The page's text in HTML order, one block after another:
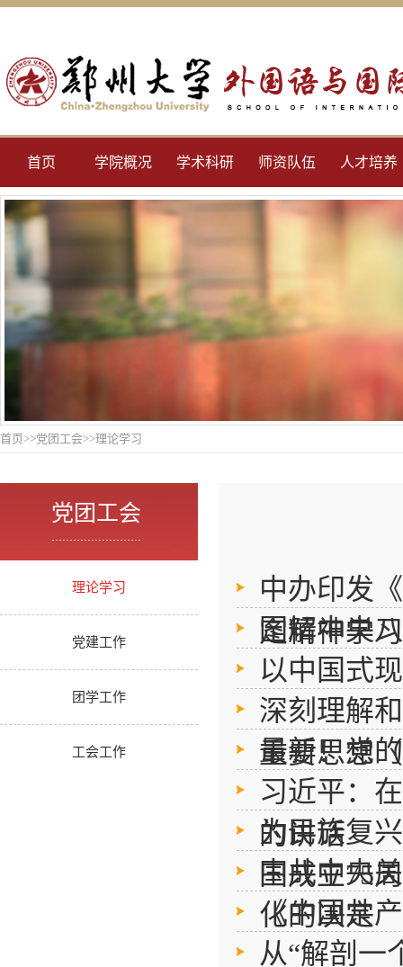
首页 学院概况 学术科研 师资队伍 人才培养
首页>>党团工会>>理论学习
党团工会
理论学习
党建工作
团学工作
工会工作
中办印发
定精神学
图解中央
以中国式
深刻理解
重要思想
最新！党
习近平：
的讲话
为民族复
国成立75
中共中央
化的决定
《中国共
从“解剖